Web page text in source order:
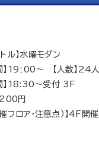
トル】水曜モダン
】19ː00～ 【人数】24人
】18:30～受付 3F
200円
催フロア・注意点）】4F開催